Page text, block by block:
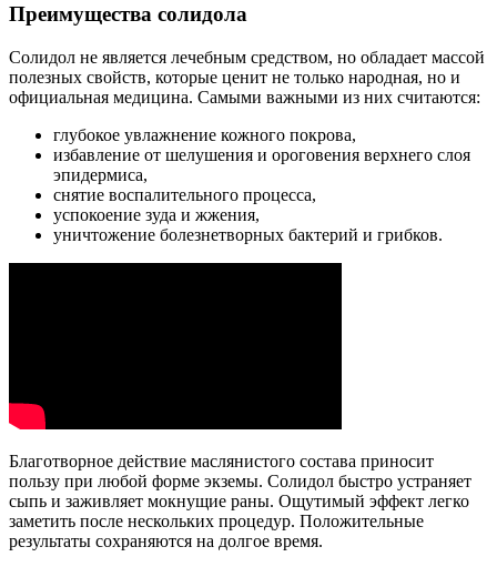
Преимущества солидола
Солидол не является лечебным средством, но обладает массой
полезных свойств, которые ценит не только народная, но и
официальная медицина. Самыми важными из них считаются:
глубокое увлажнение кожного покрова,
избавление от шелушения и ороговения верхнего слоя
эпидермиса,
снятие воспалительного процесса,
успокоение зуда и жжения,
уничтожение болезнетворных бактерий и грибков.
Благотворное действие маслянистого состава приносит
пользу при любой форме экземы. Солидол быстро устраняет
сыпь и заживляет мокнущие раны. Ощутимый эффект легко
заметить после нескольких процедур. Положительные
результаты сохраняются на долгое время.